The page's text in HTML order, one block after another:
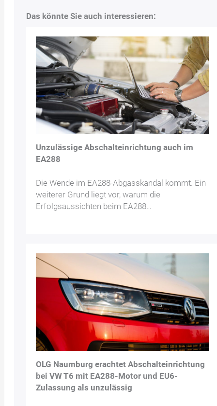
Das könnte Sie auch interessieren:
Unzulässige Abschalteinrichtung auch im
EA288
Die Wende im EA288-Abgasskandal kommt. Ein
weiterer Grund liegt vor, warum die
Erfolgsaussichten beim EA288…
OLG Naumburg erachtet Abschalteinrichtung
bei VW T6 mit EA288-Motor und EU6-
Zulassung als unzulässig